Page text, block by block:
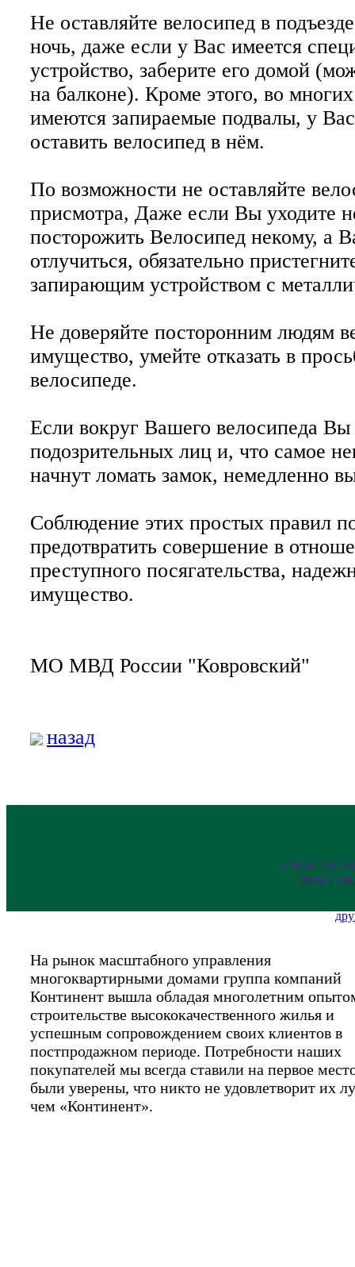
Не оставляйте велосипед в
ночь, даже если у Вас имеется
устройство, заберите его домой
на балконе). Кроме этого, во
имеются запираемые подвалы, у
оставить велосипед в нём.
По возможности не оставляйте
присмотра, Даже если Вы уходите
посторожить Велосипед некому, а
отлучиться, обязательно
запирающим устройством с
Не доверяйте посторонним людям
имущество, умейте отказать в
велосипеде.
Если вокруг Вашего велосипеда Вы
подозрительных лиц и, что самое
начнут ломать замок, немедленно
Соблюдение этих простых правил
предотвратить совершение в
преступного посягательства,
имущество.
МО МВД России "Ковровский"
назад
У НАС
На рынок масштабного управления
многоквартирными домами группа компаний
Континент вышла обладая многолетним
строительстве высококачественного жилья и
успешным сопровождением своих клиентов в
постпродажном периоде. Потребности наших
покупателей мы всегда ставили на первое
были уверены, что никто не удовлетворит их
чем «Континент».